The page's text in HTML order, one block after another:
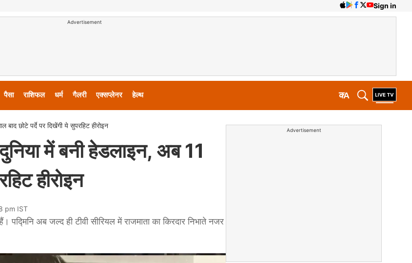
Sign in
Advertisement
पैसा राशिफल धर्म गैलरी एक्सप्लेनर हेल्थ A
क
बाद छोटे पर्दे पर दिखेंगी ये सुपरहिट हीरोइन
में बनी हेडलाइन, अब 11
हीरोइन
pm IST
पद्मिनि अब जल्द ही टीवी सीरियल में राजमाता का किरदार निभाते नजर
Advertisement